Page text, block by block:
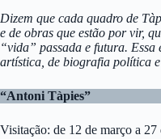
Dizem que cada quadro de
e de obras que estão por vir,
“vida” passada e futura. Essa
artística, de biografia política e
“Antoni Tàpies”
Visitação: de 12 de março a 27